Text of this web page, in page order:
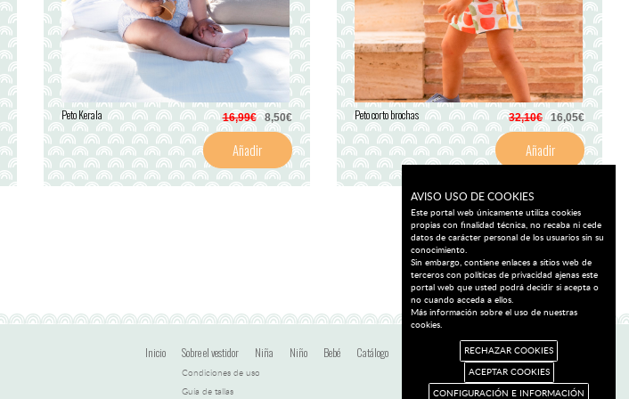
Peto Kerala 16,99€8,50€
Añadir
Peto corto brochas 32,10€ 16,05€
Añadir
Inicio Sobre el vestidor
Condiciones de uso
Guía de tallas
Niña Niño Bebé Catálogo Contacto
AVISO USO DE COOKIES
Este portal web únicamente utiliza cookies
propias con finalidad técnica, no recaba ni cede
datos de carácter personal de los usuarios sin su
conocimiento.
Sin embargo, contiene enlaces a sitios web de
terceros con políticas de privacidad ajenas este
portal web que usted podrá decidir si acepta o
no cuando acceda a ellos.
Más información sobre el uso de nuestras
cookies.
RECHAZAR COOKIES
ACEPTAR COOKIES
CONFIGURACIÓN E INFORMACIÓN